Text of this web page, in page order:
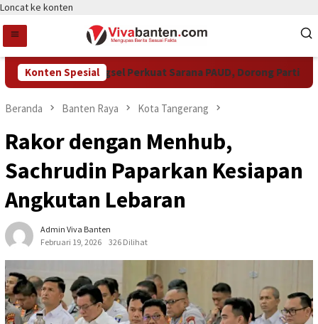
Loncat ke konten
Konten Spesial
Pemkot Tangsel Perkuat Sarana PAUD, Dorong Partisipasi
Beranda Banten Raya Kota Tangerang
Rakor dengan Menhub,
Sachrudin Paparkan Kesiapan
Angkutan Lebaran
Admin Viva Banten
Februari 19, 2026
326 Dilihat